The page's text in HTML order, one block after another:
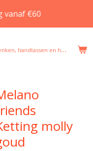
vanaf €60
en huisgeuren in Beveren
molly